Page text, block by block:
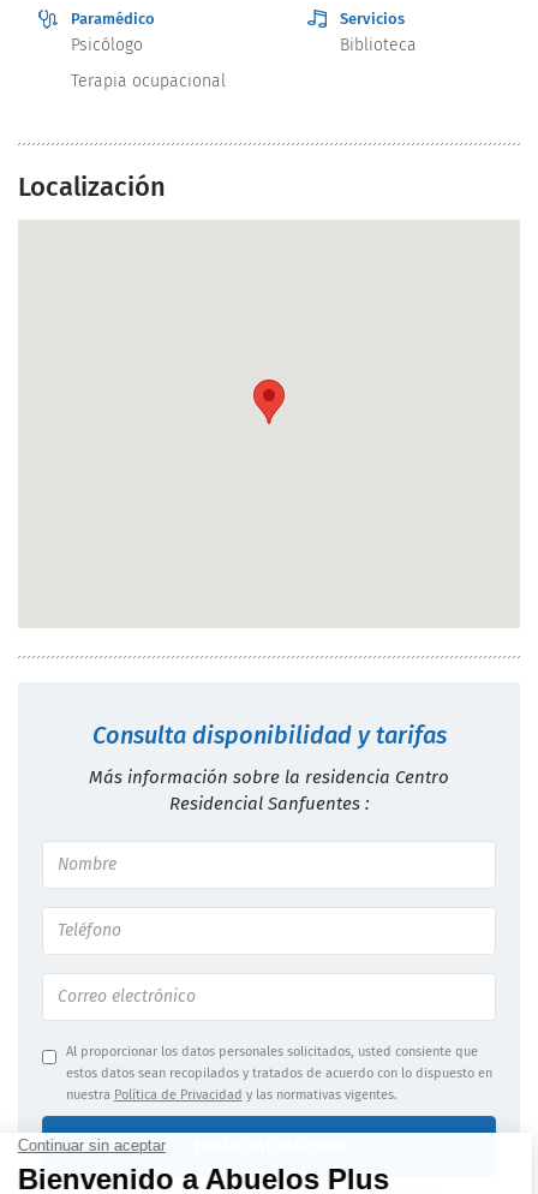
Paramédico
Psicólogo
Terapia ocupacional
Servicios
Biblioteca
Localización
Consulta disponibilidad y tarifas
Más información sobre la residencia Centro
Residencial Sanfuentes :
Al proporcionar los datos personales solicitados, usted consiente que
estos datos sean recopilados y tratados de acuerdo con lo dispuesto en
nuestra Política de Privacidad y las normativas vigentes.
Información jurídica|Confidencialidad de los datos